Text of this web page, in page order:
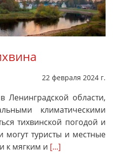
22 февраля 2024 г.
Ленинградской области,
климатическими
тихвинской погодой и
туристы и местные
к мягким и [...]